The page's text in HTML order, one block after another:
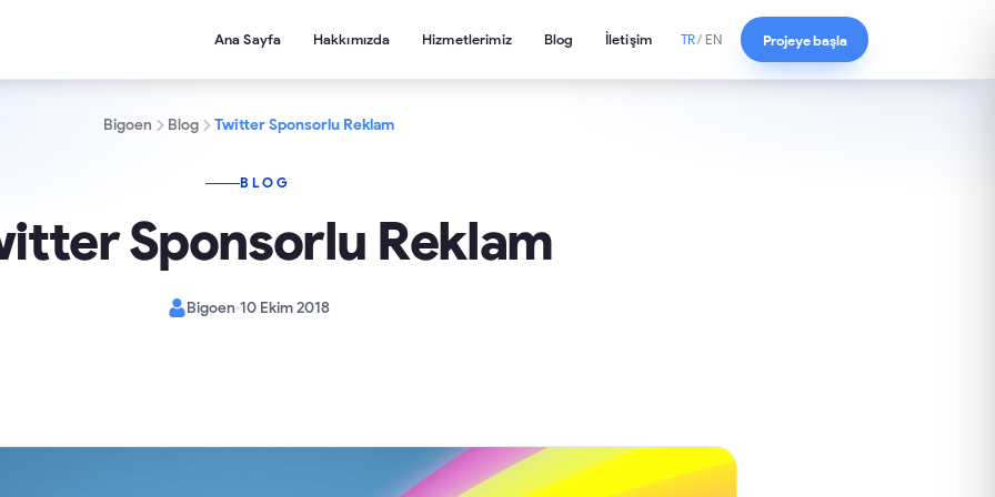
Ana Sayfa Hakkımızda Hizmetlerimiz Blog İletişim TR/ EN Projeye başla
Bigoen Blog Twitter Sponsorlu Reklam
BLOG
Sponsorlu Reklam
Bigoen 10 Ekim 2018